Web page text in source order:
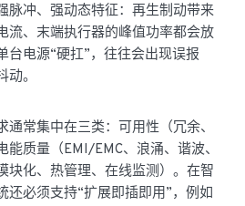
脉冲、强动态特征：再生制动带来
流、末端执行器的峰值功率都会放
台电源“硬扛”，往往会出现误报
。
常集中在三类：可用性（冗余、
能质量（EMI/EMC、浪涌、谐波、
块化、热管理、在线监测）。在智
还必须支持“扩展即插即用”，例如